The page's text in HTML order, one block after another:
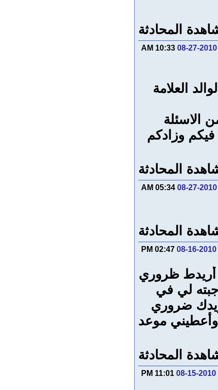
المحادثة
08-27-2010
10:33 AM
العلامة
الاسئلة
فيكم وزادكم
المحادثة
08-27-2010
05:34 AM
المحادثة
08-16-2010
02:47 PM
أريدط ظروري
لي في
ضروري
موعد
المحادثة
08-15-2010
11:01 PM